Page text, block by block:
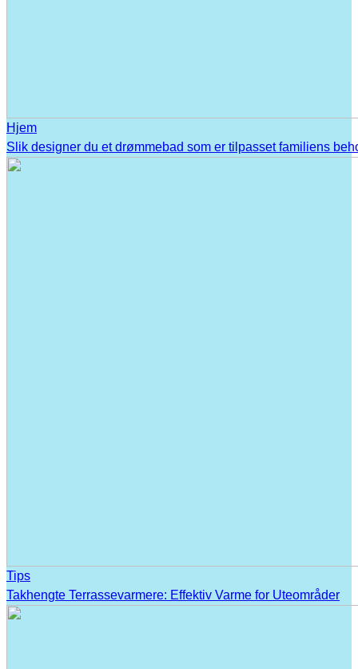
Hjem
Slik designer du et drømmebad som er tilpasset familiens
Tips
Takhengte Terrassevarmere: Effektiv Varme for Uteområder